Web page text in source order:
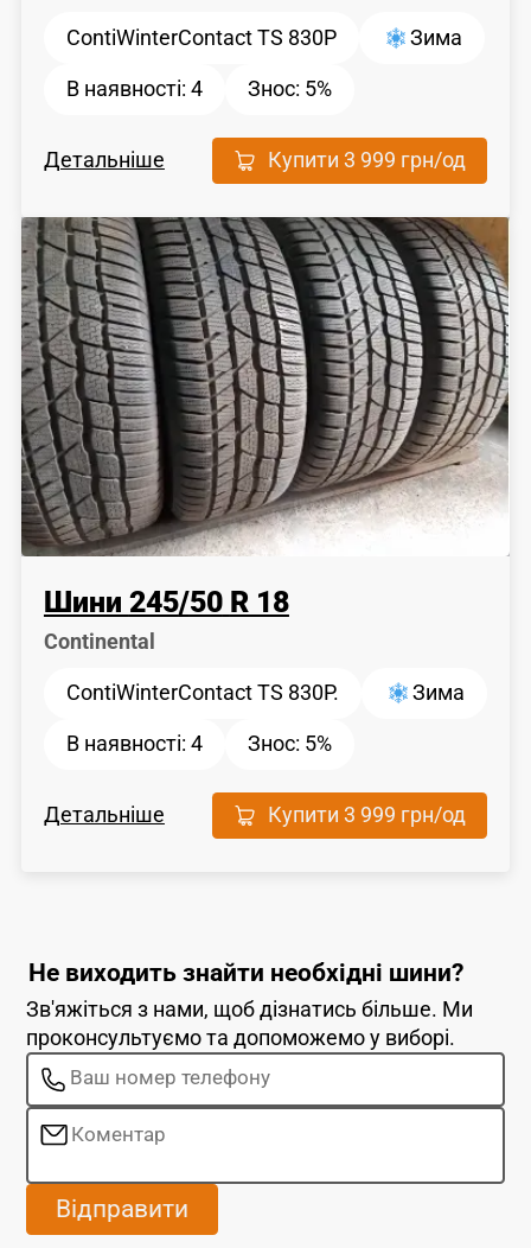
ContiWinterContact TS 830P Зима
В наявності: 4 Знос: 5%
Детальніше Купити3 999 грн/од
Шини 245/50 R 18
Сontinental
ContiWinterContact TS 830P. Зима
В наявності: 4 Знос: 5%
Детальніше Купити3 999 грн/од
Не виходить знайти необхідні шини?
Зв'яжіться з нами, щоб дізнатись більше. Ми
проконсультуємо та допоможемо у виборі.
Відправити